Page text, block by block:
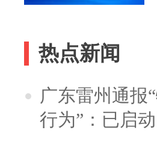
热点新闻
广东雷州通报
行为”：已启